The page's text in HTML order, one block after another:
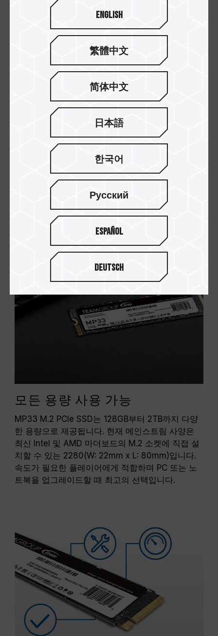
SATA III보다 3배 빠름
MP33 M.2 PCIe 솔리드 스테이트 드라이브의 최대
읽기/쓰기 속도는 SATA 6Gb/s 인터페이스보다 3
배 빠른 1,800/1,500MB/s입니다. 컴퓨터 작업자와
게이머에게 최고의 비디오/그래픽 편집 소프트웨어
및 게임을 로드 하는 경우에도 지연 없이 가장 매끄
럽고 최상의 게임 경험과 초고속 성능을 제공하는
소프트웨어를 로드하고 게임을 하는 동안 작동 지연
을 줄일 수 있습니다.
모든 용량 사용 가능
MP33 M.2 PCIe SSD는 128GB부터 2TB까지 다양
한 용량으로 제공됩니다. 현재 메인스트림 사양은
최신 Intel 및 AMD 마더보드의 M.2 소켓에 직접 설
치할 수 있는 2280(W: 22mm x L: 80mm)입니다.
속도가 필요한 플레이어에게 적합하며 PC 또는 노
트북을 업그레이드할 때 최고의 선택입니다.
English
繁體中文
简体中文
日本語
한국어
Русский
Español
Deutsch